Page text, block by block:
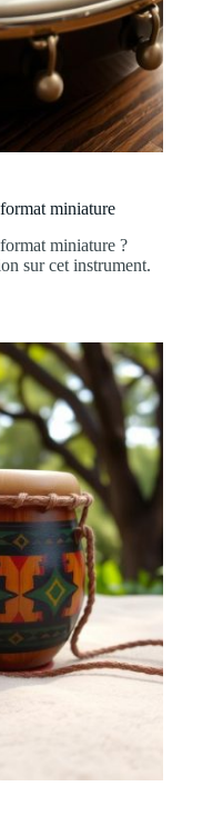
miniature
miniature ?
sur cet instrument.